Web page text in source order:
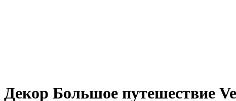
Декор Большое путешествие